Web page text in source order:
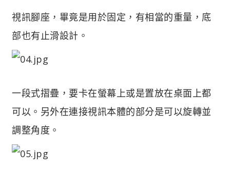
視訊腳座，畢竟是用於固定，有相當的重量，底
部也有止滑設計。
一段式摺疊，要卡在螢幕上或是置放在桌面上都
可以。另外在連接視訊本體的部分是可以旋轉並
調整角度。